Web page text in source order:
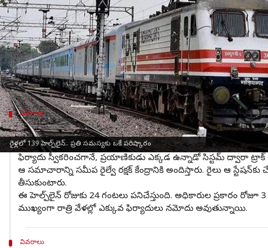
రైళ్లలో 139 హెల్ప్‌లైన్‌.. ప్రతి సమస్యకు ఒకే పరిష్కారం
ఈ వార్తాకథనం ఏంటి
ఒకప్పుడు రైల్లో ప్రయాణిస్తుంటే ఏదైనా ఇబ్బంది ఎదురైతే,
ఆ తరువాత కాలంలో, ఒక్కో సమస్యను చెప్పడానికి వేరువేరుగా ఉన్న
కానీ ఇప్పుడు పరిస్థితి మారింది. ఏ సమస్య ఉన్నా, చెప్పడానికి ఒకటే
ఈ సౌకర్యం 12 భారతీయ భాషల్లో లభ్యమవుతోంది. ప్రయాణికులు
వివరాలు
ఇది ఎలా పనిచేస్తుంది?
ప్రయాణికులు 139కి డయల్‌ చేసిన వెంటనే కాల్‌ కంట్రోల్‌ రూమ్‌కి
ఫిర్యాదు స్వీకరించగానే, ప్రయాణికుడు ఎక్కడ ఉన్నాడో సిస్టమ్‌ ద్వారా ట్రాక్‌
ఆ సమాచారాన్ని సమీప రైల్వే రక్షక్‌ కేంద్రానికి అందిస్తారు. రైలు ఆ స్టేషన్‌కు
తీసుకుంటారు.
ఈ హెల్ప్‌లైన్‌ రోజుకు 24 గంటలు పనిచేస్తుంది. అధికారుల ప్రకారం రోజూ
ముఖ్యంగా రాత్రి వేళల్లో ఎక్కువ ఫిర్యాదులు నమోదు అవుతున్నాయి.
వివరాలు